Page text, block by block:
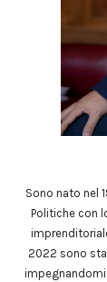
Sono nato nel
Politiche con
2022 sono
impegnandomi